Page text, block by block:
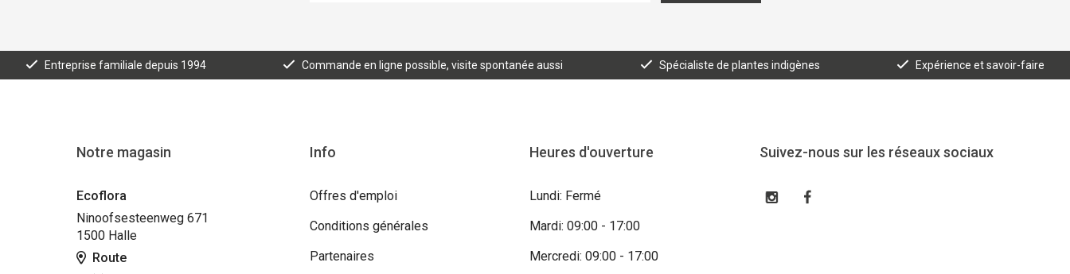
Entreprise familiale depuis 1994 Commande en ligne possible, visite spontanée aussi Spécialiste de plantes indigènes Expérience et savoir-faire
Notre magasin
Ecoflora
Ninoofsesteenweg 671
1500 Halle
Route
Info
Offres d'emploi
Conditions générales
Partenaires
Heures d'ouverture
Lundi: Fermé
Mardi: 09:00 - 17:00
Mercredi: 09:00 - 17:00
Suivez-nous sur les réseaux sociaux